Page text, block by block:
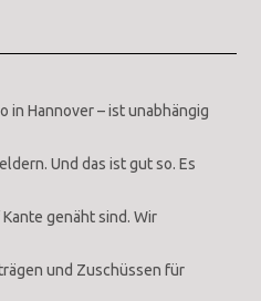
in Hannover – ist unabhängig
Und das ist gut so. Es
genäht sind. Wir
und Zuschüssen für